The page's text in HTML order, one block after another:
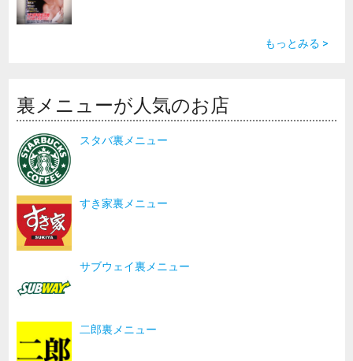
もっとみる >
裏メニューが人気のお店
スタバ裏メニュー
すき家裏メニュー
サブウェイ裏メニュー
二郎裏メニュー